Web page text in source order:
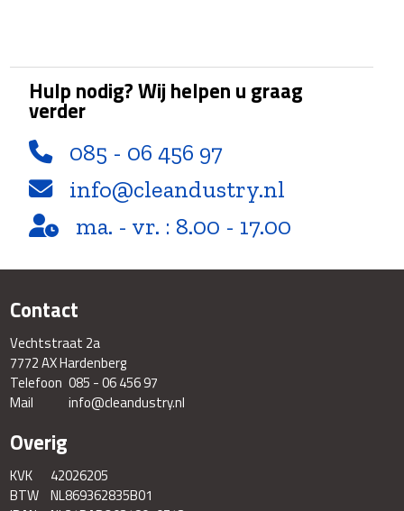
Hulp nodig? Wij helpen u graag
verder
085 - 06 456 97
info@cleandustry.nl
ma. - vr. : 8.00 - 17.00
Contact
Vechtstraat 2a
7772 AX Hardenberg
Telefoon 085 - 06 456 97
Mail
info@cleandustry.nl
Overig
KVK
42026205
BTW NL869362835B01